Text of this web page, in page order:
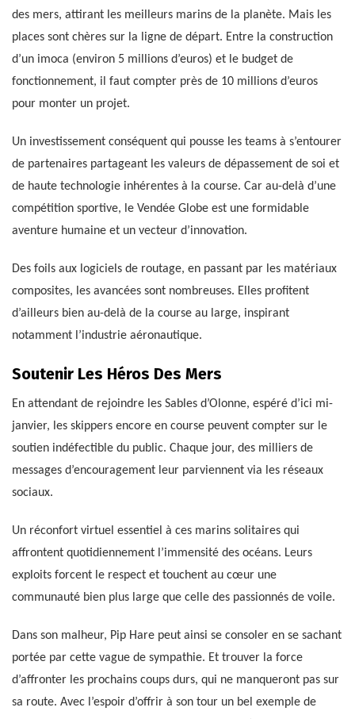
des mers, attirant les meilleurs marins de la planète. Mais les
places sont chères sur la ligne de départ. Entre la construction
d’un imoca (environ 5 millions d’euros) et le budget de
fonctionnement, il faut compter près de 10 millions d’euros
pour monter un projet.
Un investissement conséquent qui pousse les teams à s’entourer
de partenaires partageant les valeurs de dépassement de soi et
de haute technologie inhérentes à la course. Car au-delà d’une
compétition sportive, le Vendée Globe est une formidable
aventure humaine et un vecteur d’innovation.
Des foils aux logiciels de routage, en passant par les matériaux
composites, les avancées sont nombreuses. Elles profitent
d’ailleurs bien au-delà de la course au large, inspirant
notamment l’industrie aéronautique.
Soutenir Les Héros Des Mers
En attendant de rejoindre les Sables d’Olonne, espéré d’ici mi-
janvier, les skippers encore en course peuvent compter sur le
soutien indéfectible du public. Chaque jour, des milliers de
messages d’encouragement leur parviennent via les réseaux
sociaux.
Un réconfort virtuel essentiel à ces marins solitaires qui
affrontent quotidiennement l’immensité des océans. Leurs
exploits forcent le respect et touchent au cœur une
communauté bien plus large que celle des passionnés de voile.
Dans son malheur, Pip Hare peut ainsi se consoler en se sachant
portée par cette vague de sympathie. Et trouver la force
d’affronter les prochains coups durs, qui ne manqueront pas sur
sa route. Avec l’espoir d’offrir à son tour un bel exemple de